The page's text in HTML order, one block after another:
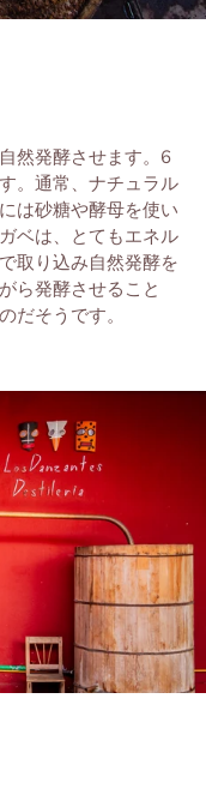
然発酵させます。 6
。 通常 、ナチュラル
は砂糖や酵⺟を使い
ベは、とてもエネル
で取 り込み自然発酵を
ら発酵させること
だそうです。